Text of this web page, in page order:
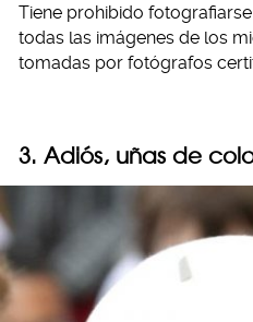
Tiene prohibido
todas las imágenes de los
tomadas por fotógrafos
3. Adiós, uñas de